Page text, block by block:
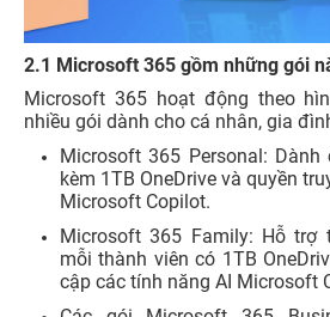
2.1 Microsoft 365 gồm những gói
Microsoft 365 hoạt động theo
nhiều gói dành cho cá nhân, gia
Microsoft 365 Personal:
kèm 1TB OneDrive và quyền
Microsoft Copilot.
Microsoft 365 Family: Hỗ
mỗi thành viên có 1TB
cập các tính năng AI Microsoft